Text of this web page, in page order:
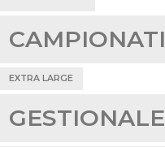
CAMPIONATI
EXTRA LARGE
GESTIONALE